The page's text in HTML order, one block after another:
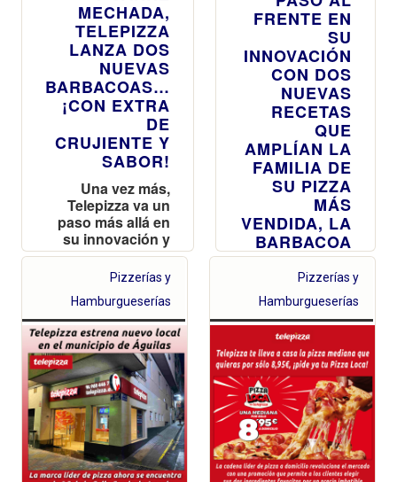
MECHADA,
TELEPIZZA
LANZA DOS
NUEVAS
BARBACOAS…
¡CON EXTRA
DE
CRUJIENTE Y
SABOR!
Una vez más,
Telepizza va un
paso más allá en
su innovación y
vuelve a apostar
por ingredientes
muy nuestros
para sus nuevas
Barbacoas
FRENTE EN
SU
INNOVACIÓN
CON DOS
NUEVAS
RECETAS
QUE
AMPLÍAN LA
FAMILIA DE
SU PIZZA
MÁS
VENDIDA, LA
BARBACOA
Telepizza
lanza, Un País
muy de
Telepizza,
campaña que
celebra su
conexión de
más de 40
años con los
consumidores
españoles y
sus momentos
especiales
Pizzerías y
Hamburgueserías
Pizzerías y
Hamburgueserías